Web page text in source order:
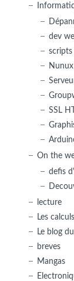
dev
scripts
Nunux
SSL
On the
defis
lecture
Les
Le blog
breves
Mangas